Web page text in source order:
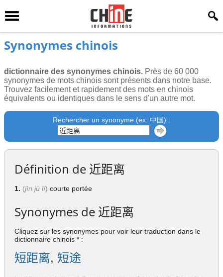
Synonymes chinois
dictionnaire des synonymes chinois. Près de 60 000
synonymes de mots chinois sont présents dans notre base.
Trouvez facilement et rapidement des mots en chinois
équivalents ou identiques dans le sens d'un autre mot.
Rechercher un synonyme (ex: 中国) :
Définition de 近距离
1. (jìn jù lí) courte portée
Synonymes de 近距离
Cliquez sur les synonymes pour voir leur traduction dans le
dictionnaire chinois * :
短距离, 短途